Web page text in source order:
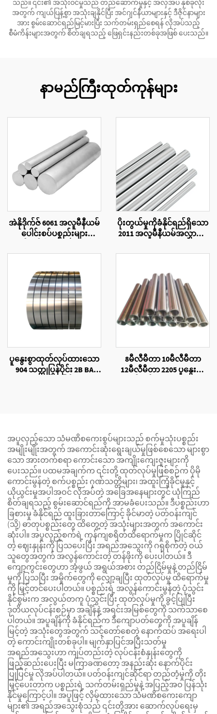
သည်။ ၎င်း၏ အသုံးဝင်မှုသည် တည်ဆောက်မှုနှင့် အလှအပ နှစ်ခုလုံး
အတွက် ကျယ်ပြန့်စွာ အသုံးချနိုင်ပြီး အင်ဂျင်နီယာများနှင့် ဒီဇိုင်နာများ
အား စွမ်းဆောင်ရည်မြင့်မားပြီး သက်တမ်းရှည်စေရန် လိုအပ်သည့်
စီမံကိန်းများအတွက် စိတ်ချရသည့် ဖြေရှင်းနည်းတစ်ခုအဖြစ် ပေးသည်။
နာမည်ကြီးထုတ်ကုန်များ
အဲနိုဒိုက်ဇ် 6061 အလူမီနီယမ်
ပေါင်းစပ်ပစ္စည်းများ
လည်း
ပိုးတွယ်မှုကိုခံနိုင်ရည်ရှိသော
2011 အလူမီနီယမ်အလွှာပြွန်
ပူနွေးစွာထုတ်လုပ်ထားသော
904 သတ္တုပြွန်ပိုင်း 2B BA
8မီလီမီတာ 10မီလီမီတာ
12မီလီမီတာ 2205 ပူနွေးစွာ
အပူလှည့်သော သံမဏိစကေးစွပ်များသည် စက်မှုသုံးပစ္စည်း
အမျိုးမျိုးအတွက် အကောင်းဆုံးရွေးချယ်မှုဖြစ်စေသော များစွာ
သော အားတက်စရာ ကောင်းသော အကျိုးကျေးဇူးများကို
ပေးသည်။ ပထမအချက်က ၎င်းတို့ ထုတ်လုပ်မှုဖြစ်စဉ်က ပိုမို
ကောင်းမွန်တဲ့ စက်ပစ္စည်း ဂုဏ်သတ္တိများ၊ အထူးကြံ့ခိုင်မှုနှင့်
ယိုယွင်းမှုအပါအဝင် လိုအပ်တဲ့ အခြေအနေများတွင် ယုံကြည်
စိတ်ချရသည့် စွမ်းဆောင်ရည်ကို အာမခံပေးသည်။ ဒီပစ္စည်းဟာ
ခြစားမှု ခံနိုင်ရည် ထူးခြားတာကြောင့် ခိုင်မာတဲ့ ပတ်ဝန်းကျင်
(သို့) ဓာတုပစ္စည်းတွေ ထိတွေ့တဲ့ အသုံးများအတွက် အကောင်း
ဆုံးပါ။ အပူလှည့်စက်ရဲ့ ကုန်ကျစရိတ်ထိရောက်မှုက ပြိုင်ဆိုင်
တဲ့ ဈေးနှုန်းကို ပြသပေးပြီး အရည်အသွေးကို ဂရုစိုက်တဲ့ ဝယ်
သူတွေအတွက် အလွန်ကောင်းတဲ့ တန်ဖိုးကို ပေးပါတယ်။ ဒီ
ကျော့ကွင်းတွေဟာ အံ့ဖွယ် အရွယ်အစား တည်ငြိမ်မှုနဲ့ တည်ငြိမ်
မှုကို ပြသပြီး အမှိုက်တွေကို လျှော့ချပြီး ထုတ်လုပ်မှု ထိရောက်မှု
ကို မြှင့်တင်ပေးပါတယ်။ ပစ္စည်းရဲ့ အလွန်ကောင်းမွန်တဲ့ ပုံသွင်း
နိုင်စွမ်းက အလွယ်တကူ ပုံသွင်းပြီး ထုတ်လုပ်မှုကို ခွင့်ပြုပြီး
ဒုတိယလုပ်ငန်းစဉ်မှာ အချိန်နဲ့ အရင်းအမြစ်တွေကို သက်သာစေ
ပါတယ်။ အပူချိန်ကို ခံနိုင်ရည်က ဒီကျောပတ်တွေကို အပူချိန်
မြင့်တဲ့ အသုံးတွေအတွက် သင့်တော်စေတဲ့ နောက်ထပ် အရေးပါ
တဲ့ ကောင်းကျိုးတစ်ခုပါ။ မျက်နှာပြင်အပြီးသတ်မှု
အရည်အသွေးဟာ ကျပ်တည်းတဲ့ လုပ်ငန်းစံနှုန်းတွေကို
ဖြည့်ဆည်းပေးပြီး မကြာခဏတော့ အနည်းဆုံး နောက်ပိုင်း
ပြုပြင်မှု လိုအပ်ပါတယ်။ ပတ်ဝန်းကျင်ဆိုင်ရာ တည်တံ့မှုကို တိုး
မြှင့်ပေးတာက ပစ္စည်းရဲ့ သက်တမ်းရှည်မှုနဲ့ အပြည့်အဝ ပြန်သုံး
နိုင်မှုကြောင့်ပါ။ အပူဖြင့် လှိမ့်ထားသော သံမဏိစကေးကျော
များ၏ အရည်အသွေးစုံသည် ၎င်းတို့အား ဆောက်လုပ်ရေးမှ